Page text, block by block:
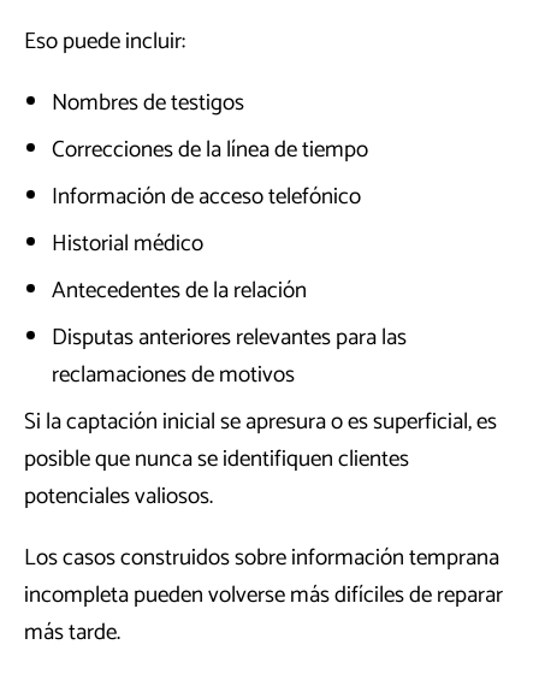
Eso puede incluir:
Nombres de testigos
Correcciones de la línea de tiempo
Información de acceso telefónico
Historial médico
Antecedentes de la relación
Disputas anteriores relevantes para las
reclamaciones de motivos
Si la captación inicial se apresura o es superficial, es
posible que nunca se identifiquen clientes
potenciales valiosos.
Los casos construidos sobre información temprana
incompleta pueden volverse más difíciles de reparar
más tarde.